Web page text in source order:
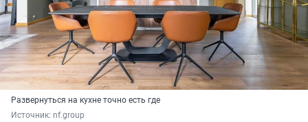
Развернуться на кухне точно есть где
Источник: nf.group